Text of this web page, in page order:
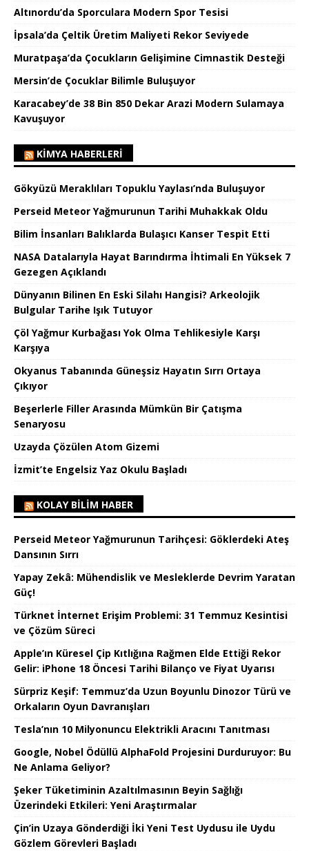
Altınordu’da Sporculara Modern Spor Tesisi
İpsala’da Çeltik Üretim Maliyeti Rekor Seviyede
Muratpaşa’da Çocukların Gelişimine Cimnastik Desteği
Mersin’de Çocuklar Bilimle Buluşuyor
Karacabey’de 38 Bin 850 Dekar Arazi Modern Sulamaya
Kavuşuyor
KIMYA HABERLERI
Gökyüzü Meraklıları Topuklu Yaylası’nda Buluşuyor
Perseid Meteor Yağmurunun Tarihi Muhakkak Oldu
Bilim İnsanları Balıklarda Bulaşıcı Kanser Tespit Etti
NASA Datalarıyla Hayat Barındırma İhtimali En Yüksek 7
Gezegen Açıklandı
Dünyanın Bilinen En Eski Silahı Hangisi? Arkeolojik
Bulgular Tarihe Işık Tutuyor
Çöl Yağmur Kurbağası Yok Olma Tehlikesiyle Karşı
Karşıya
Okyanus Tabanında Güneşsiz Hayatın Sırrı Ortaya
Çıkıyor
Beşerlerle Filler Arasında Mümkün Bir Çatışma
Senaryosu
Uzayda Çözülen Atom Gizemi
İzmit’te Engelsiz Yaz Okulu Başladı
KOLAY BILIM HABER
Perseid Meteor Yağmurunun Tarihçesi: Göklerdeki Ateş
Dansının Sırrı
Yapay Zekâ: Mühendislik ve Mesleklerde Devrim Yaratan
Güç!
Türknet İnternet Erişim Problemi: 31 Temmuz Kesintisi
ve Çözüm Süreci
Apple’ın Küresel Çip Kıtlığına Rağmen Elde Ettiği Rekor
Gelir: iPhone 18 Öncesi Tarihi Bilanço ve Fiyat Uyarısı
Sürpriz Keşif: Temmuz’da Uzun Boyunlu Dinozor Türü ve
Orkaların Oyun Davranışları
Tesla’nın 10 Milyonuncu Elektrikli Aracını Tanıtması
Google, Nobel Ödüllü AlphaFold Projesini Durduruyor: Bu
Ne Anlama Geliyor?
Şeker Tüketiminin Azaltılmasının Beyin Sağlığı
Üzerindeki Etkileri: Yeni Araştırmalar
Çin’in Uzaya Gönderdiği İki Yeni Test Uydusu ile Uydu
Gözlem Görevleri Başladı